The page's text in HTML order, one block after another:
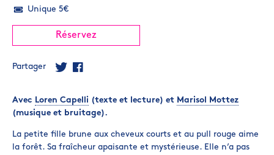
Unique 5€
Réservez
Partager
Avec Loren Capelli (texte et lecture) et Marisol Mottez
(musique et bruitage).
La petite fille brune aux cheveux courts et au pull rouge aime
la forêt. Sa fraîcheur apaisante et mystérieuse. Elle n’a pas